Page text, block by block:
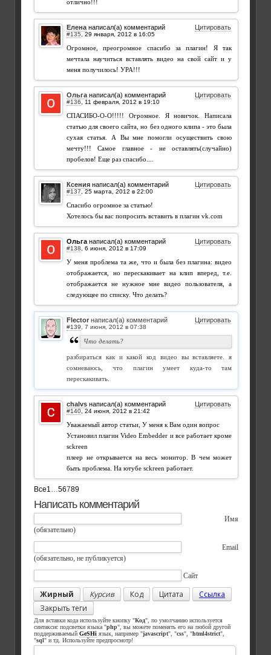
отлично!!!
Елена написал(а) комментарий Цитировать
#135
Огромное, преогромное спасибо за плагин! Я так
мечтала научиться вставлять видео на свой сайт и у
меня получилось! УРА!!!
Ольга написал(а) комментарий Цитировать
#136
СПАСИБО-О-О!!!!! Огромное. Я новичок. Написала
статью для своего сайта, но без одного клипа - это была
сухая статья. А Вы мне помогли осуществить свою
мечту!!! Самое главное - не оставлять(случайно)
пробелов! Еще раз спасибо....
Ксения написал(а) комментарий Цитировать
#137
Спасибо огромное за статью!
Хотелось бы вас попросить вставить в плагин vk.com
Ольга написал(а) комментарий Цитировать
#138
У меня проблема та же, что и была без плагина: видео
отображается, но перескакивает на клип вперед, т.е.
отображается не нужное мне видео пользователя, а
следующее по списку. Что делать?
Flector написал(а) комментарий Цитировать
#139
Что делать?
разбираться как и какой код видео вы вставляете. я
сомневаюсь, что плагин умеет куда-то там
перескакивать.
chalvs написал(а) комментарий Цитировать
#140
Уважаемый автор статьи, У меня к Вам один вопрос
Установил плагин Video Embedder и все работает кроме
sckreen
плеер не открывается на весь монитор. В чем может
быть проблема. На ютубе sckreen работает.
Все1…56789
Написать комментарий
Имя
(обязательно)
Email
(обязательно, не публикуется)
Сайт
Жирный Курсив Код Цитата
Ссылка
Закрыть теги
Для вставки кода используйте кнопку "Код", по умолчанию используется
синтаксис подсветки языка "php", вы можете поменять его на любой другой
поддерживаемый GeSHi язык, например "javascript", "css", "html4strict",
"sql" и тд. Используйте предпросмотр!